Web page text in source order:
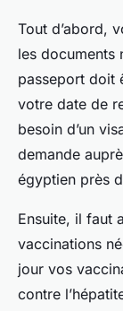
Tout d’abord,
les documents
passeport doit
votre date de
besoin d’un
demande
égyptien près
Ensuite, il faut
vaccinations
jour vos
contre